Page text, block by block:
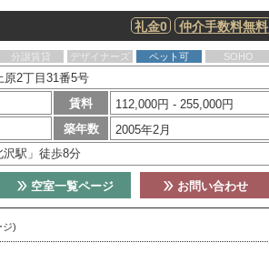
仲介手数料無料
礼金0
分譲賃貸 デザイナーズ ペット可 SOHO
原2丁目31番5号
賃料
112,000円 - 255,000円
築年数
2005年2月
駅」徒歩8分
お問い合わせ
空室一覧ページ
ジ)